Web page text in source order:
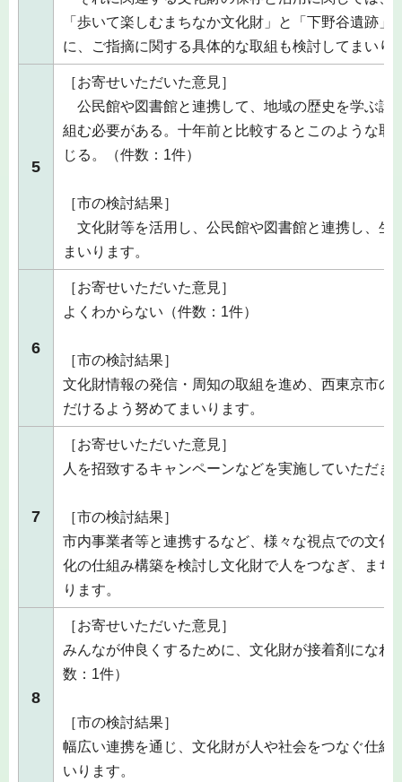
「歩いて楽しむまちなか文化財」と「下野谷遺跡」
に、ご指摘に関する具体的な取組も検討してまいり
5
［お寄せいただいた意見］
公民館や図書館と連携して、地域の歴史を学ぶ講
組む必要がある。十年前と比較するとこのような取
じる。（件数：1件）
［市の検討結果］
文化財等を活用し、公民館や図書館と連携し、生
まいります。
6
［お寄せいただいた意見］
よくわからない（件数：1件）
［市の検討結果］
文化財情報の発信・周知の取組を進め、西東京市の
だけるよう努めてまいります。
7
［お寄せいただいた意見］
人を招致するキャンペーンなどを実施していただき
［市の検討結果］
市内事業者等と連携するなど、様々な視点での文化
化の仕組み構築を検討し文化財で人をつなぎ、まち
ります。
8
［お寄せいただいた意見］
みんなが仲良くするために、文化財が接着剤になれ
数：1件）
［市の検討結果］
幅広い連携を通じ、文化財が人や社会をつなぐ仕組
いります。